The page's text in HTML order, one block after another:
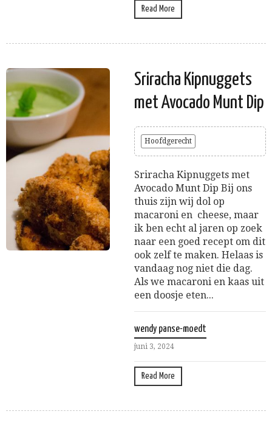
Read More
Sriracha Kipnuggets
met Avocado Munt Dip
Hoofdgerecht
Sriracha Kipnuggets met
Avocado Munt Dip Bij ons
thuis zijn wij dol op
macaroni en cheese, maar
ik ben echt al jaren op zoek
naar een goed recept om dit
ook zelf te maken. Helaas is
vandaag nog niet die dag.
Als we macaroni en kaas uit
een doosje eten...
wendy panse-moedt
juni 3, 2024
Read More